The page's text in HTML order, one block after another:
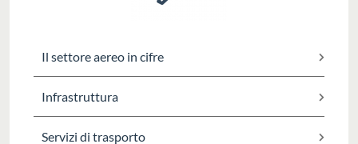
Il settore aereo in cifre
Infrastruttura
Servizi di trasporto